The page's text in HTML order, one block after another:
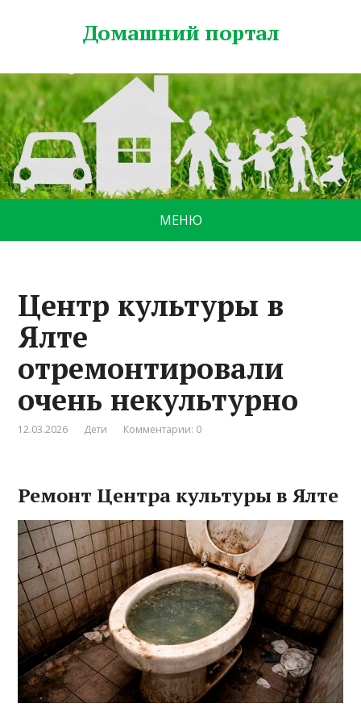
Домашний портал
МЕНЮ
Центр культуры в
Ялте
отремонтировали
очень некультурно
12.03.2026 Дети Комментарии: 0
Ремонт Центра культуры в Ялте